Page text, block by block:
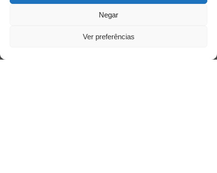
Negar
Ver preferências